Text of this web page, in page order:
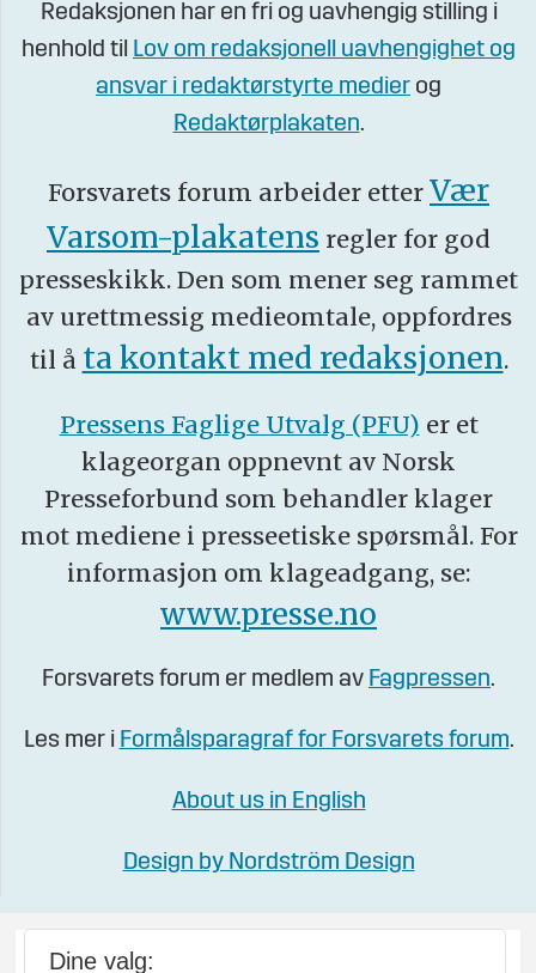
Redaksjonen har en fri og uavhengig stilling i
henhold til Lov om redaksjonell uavhengighet og
ansvar i redaktørstyrte medier og
Redaktørplakaten.
Forsvarets forum arbeider etter Vær
Varsom-plakatens regler for god
presseskikk. Den som mener seg rammet
av urettmessig medieomtale, oppfordres
til å ta kontakt med redaksjonen.
Pressens Faglige Utvalg (PFU) er et
klageorgan oppnevnt av Norsk
Presseforbund som behandler klager
mot mediene i presseetiske spørsmål. For
informasjon om klageadgang, se:
www.presse.no
Forsvarets forum er medlem av Fagpressen.
Les mer i Formålsparagraf for Forsvarets forum.
About us in English
Design by Nordström Design
Dine valg: